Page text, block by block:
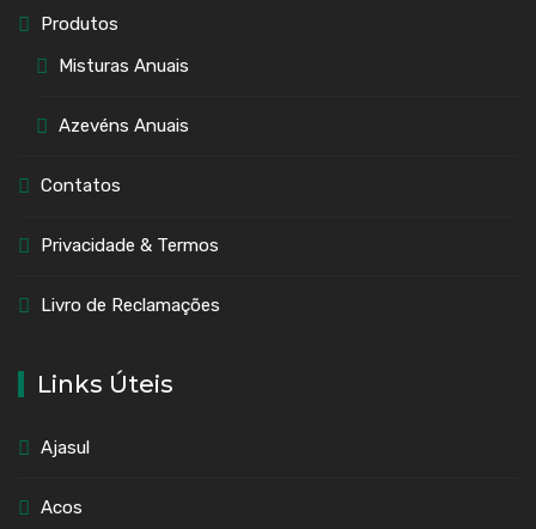
Produtos
Misturas Anuais
Azevéns Anuais
Contatos
Privacidade & Termos
Livro de Reclamações
Links Úteis
Ajasul
Acos